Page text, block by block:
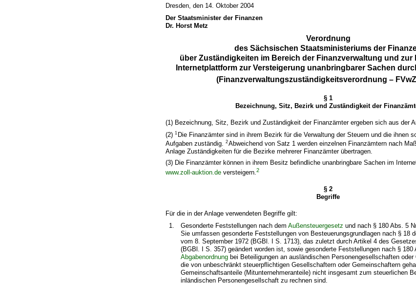
Dresden, den 14. Oktober 2004
Der Staatsminister der Finanzen
Dr. Horst Metz
Verordnung
des Sächsischen Staatsministeriums der
über Zuständigkeiten im Bereich der Finanzverwaltung und zur
Internetplattform zur Versteigerung unanbringbarer Sachen
(Finanzverwaltungszuständigkeitsverordnung –
§ 1
Bezeichnung, Sitz, Bezirk und Zuständigkeit der
(1) Bezeichnung, Sitz, Bezirk und Zuständigkeit der Finanzämter ergeben sich aus der
(2)1 Die Finanzämter sind in ihrem Bezirk für die Verwaltung der Steuern und die ihnen
Aufgaben zuständig.2Abweichend von Satz 1 werden einzelnen Finanzämtern nach
Anlage Zuständigkeiten für die Bezirke mehrerer Finanzämter übertragen.
(3) Die Finanzämter können in ihrem Besitz befindliche unanbringbare Sachen im
www.zoll-auktion.de versteigern.2
§ 2
Begriffe
Für die in der Anlage verwendeten Begriffe gilt:
1.
Gesonderte Feststellungen nach dem Außensteuergesetz und nach § 180 Abs. 5
Sie umfassen gesonderte Feststellungen von Besteuerungsgrundlagen nach § 18
vom 8. September 1972 (BGBl. I S. 1713), das zuletzt durch Artikel 4 des
(BGBl. I S. 357) geändert worden ist, sowie gesonderte Feststellungen nach § 180
Abgabenordnungbei Beteiligungen an ausländischen Personengesellschaften oder
die von unbeschränkt steuerpflichtigen Gesellschaftern oder Gemeinschaftern
Gemeinschaftsanteile (Mitunternehmeranteile) nicht insgesamt zum steuerlichen
inländischen Personengesellschaft zu rechnen sind.